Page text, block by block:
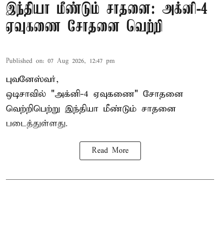
இந்தியா மீண்டும் சாதனை: அக்னி-4
ஏவுகணை சோதனை வெற்றி
Published on: 07 Aug 2026, 12:47 pm
புவனேஸ்வர்,
ஒடிசாவில் "அக்னி-4 ஏவுகணை" சோதனை
வெற்றிபெற்று இந்தியா மீண்டும் சாதனை
படைத்துள்ளது.
Read More